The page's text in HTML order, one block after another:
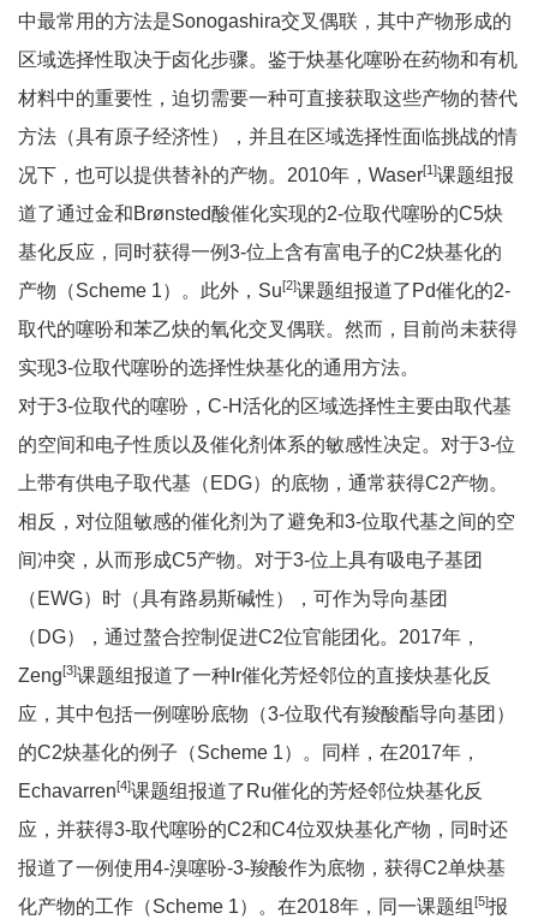
中最常用的方法是Sonogashira交叉偶联，其中产物形成的
区域选择性取决于卤化步骤。鉴于炔基化噻吩在药物和有机
材料中的重要性，迫切需要一种可直接获取这些产物的替代
方法（具有原子经济性），并且在区域选择性面临挑战的情
况下，也可以提供替补的产物。2010年，Waser[1]课题组报
道了通过金和Brønsted酸催化实现的2-位取代噻吩的C5炔
基化反应，同时获得一例3-位上含有富电子的C2炔基化的
产物（Scheme 1）。此外，Su[2]课题组报道了Pd催化的2-
取代的噻吩和苯乙炔的氧化交叉偶联。然而，目前尚未获得
实现3-位取代噻吩的选择性炔基化的通用方法。
对于3-位取代的噻吩，C-H活化的区域选择性主要由取代基
的空间和电子性质以及催化剂体系的敏感性决定。对于3-位
上带有供电子取代基（EDG）的底物，通常获得C2产物。
相反，对位阻敏感的催化剂为了避免和3-位取代基之间的空
间冲突，从而形成C5产物。对于3-位上具有吸电子基团
（EWG）时（具有路易斯碱性），可作为导向基团
（DG），通过螯合控制促进C2位官能团化。2017年，
Zeng[3]课题组报道了一种Ir催化芳烃邻位的直接炔基化反
应，其中包括一例噻吩底物（3-位取代有羧酸酯导向基团）
的C2炔基化的例子（Scheme 1）。同样，在2017年，
Echavarren[4]课题组报道了Ru催化的芳烃邻位炔基化反
应，并获得3-取代噻吩的C2和C4位双炔基化产物，同时还
报道了一例使用4-溴噻吩-3-羧酸作为底物，获得C2单炔基
化产物的工作（Scheme 1）。在2018年，同一课题组 [5]报